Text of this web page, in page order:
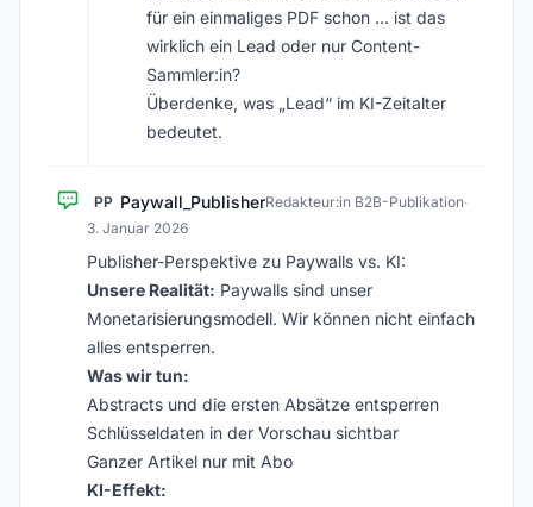
für ein einmaliges PDF schon … ist das
wirklich ein Lead oder nur Content-
Sammler:in?
Überdenke, was „Lead“ im KI-Zeitalter
bedeutet.
PP Paywall_PublisherRedakteur:in B2B-Publikation·
3. Januar 2026
Publisher-Perspektive zu Paywalls vs. KI:
Unsere Realität: Paywalls sind unser
Monetarisierungsmodell. Wir können nicht einfach
alles entsperren.
Was wir tun:
Abstracts und die ersten Absätze entsperren
Schlüsseldaten in der Vorschau sichtbar
Ganzer Artikel nur mit Abo
KI-Effekt: